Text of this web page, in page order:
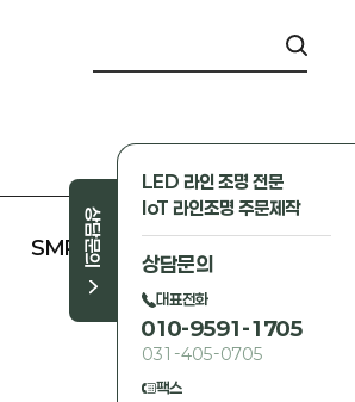
상담문의
LED 라인 조명 전문
IoT 라인조명 주문제작
상담문의
대표전화
010-9591-1705
031-405-0705
팩스
SMPS 외